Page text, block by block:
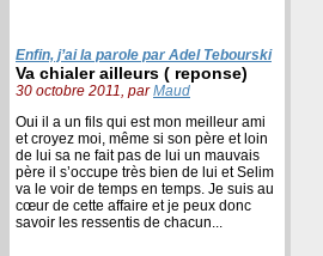
Enfin, j’ai la parole par Adel Tebourski
Va chialer ailleurs ( reponse)
30 octobre 2011, parMaud
Oui il a un fils qui est mon meilleur ami
et croyez moi, même si son père et loin
de lui sa ne fait pas de lui un mauvais
père il s’occupe très bien de lui et Selim
va le voir de temps en temps. Je suis au
cœur de cette affaire et je peux donc
savoir les ressentis de chacun...